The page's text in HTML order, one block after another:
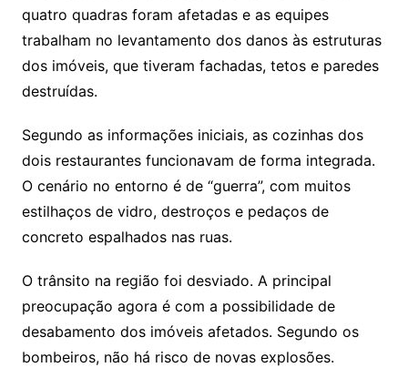
quatro quadras foram afetadas e as equipes
trabalham no levantamento dos danos às estruturas
dos imóveis, que tiveram fachadas, tetos e paredes
destruídas.
Segundo as informações iniciais, as cozinhas dos
dois restaurantes funcionavam de forma integrada.
O cenário no entorno é de “guerra”, com muitos
estilhaços de vidro, destroços e pedaços de
concreto espalhados nas ruas.
O trânsito na região foi desviado. A principal
preocupação agora é com a possibilidade de
desabamento dos imóveis afetados. Segundo os
bombeiros, não há risco de novas explosões.